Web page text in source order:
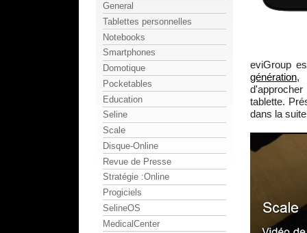
eviGroup
génération,
tablette.
dans la
General
Tablettes personnelles
Notebooks
Smartphones
Domotique
Pocketables
Education
Seline
Scale
Disque-Online
Revue de Presse
Stratégie :Online
Progiciels
SelineOS
MedicalCenter